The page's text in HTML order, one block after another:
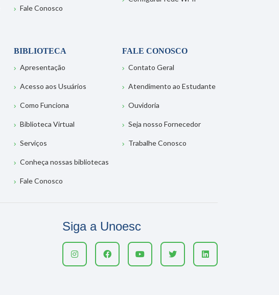
Fale Conosco
BIBLIOTECA
Apresentação
Acesso aos Usuários
Como Funciona
Biblioteca Virtual
Serviços
Conheça nossas bibliotecas
Fale Conosco
FALE CONOSCO
Contato Geral
Atendimento ao Estudante
Ouvidoria
Seja nosso Fornecedor
Trabalhe Conosco
Siga a Unoesc